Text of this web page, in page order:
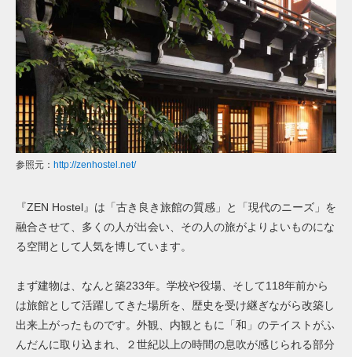
参照元： http://zenhostel.net/
『ZEN Hostel』は「古き良き旅館の質感」と「現代のニーズ」を
融合させて、多くの人が出会い、その人の旅がよりよいものにな
る空間として人気を博しています。
まず建物は、なんと築233年。学校や役場、そして118年前から
は旅館として活躍してきた場所を、歴史を受け継ぎながら改築し
出来上がったものです。外観、内観ともに「和」のテイストがふ
んだんに取り込まれ、２世紀以上の時間の息吹が感じられる部分